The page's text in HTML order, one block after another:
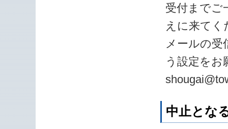
受付までご
えに来てく
メールの受
う設定をお
中止とな